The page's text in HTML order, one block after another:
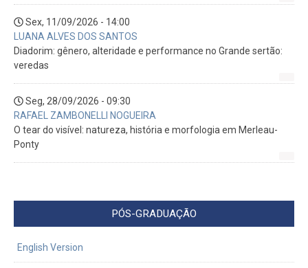
Sex, 11/09/2026 - 14:00
LUANA ALVES DOS SANTOS
Diadorim: gênero, alteridade e performance no Grande sertão:
veredas
Seg, 28/09/2026 - 09:30
RAFAEL ZAMBONELLI NOGUEIRA
O tear do visível: natureza, história e morfologia em Merleau-
Ponty
PÓS-GRADUAÇÃO
English Version